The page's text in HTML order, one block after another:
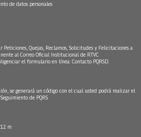
de datos personales
Peticiones, Quejas, Reclamos, Solicitudes y Felicitaciones a
al Correo Oficial Institucional de RTVC
el formulario en línea: Contacto PQRSD.
se generará un código con el cual usted podrá realizar el
Seguimiento de PQRS
m